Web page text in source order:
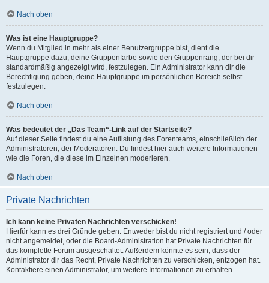
Nach oben
Was ist eine Hauptgruppe?
Wenn du Mitglied in mehr als einer Benutzergruppe bist, dient die
Hauptgruppe dazu, deine Gruppenfarbe sowie den Gruppenrang, der bei dir
standardmäßig angezeigt wird, festzulegen. Ein Administrator kann dir die
Berechtigung geben, deine Hauptgruppe im persönlichen Bereich selbst
festzulegen.
Nach oben
Was bedeutet der „Das Team“-Link auf der Startseite?
Auf dieser Seite findest du eine Auflistung des Forenteams, einschließlich der
Administratoren, der Moderatoren. Du findest hier auch weitere Informationen
wie die Foren, die diese im Einzelnen moderieren.
Nach oben
Private Nachrichten
Ich kann keine Privaten Nachrichten verschicken!
Hierfür kann es drei Gründe geben: Entweder bist du nicht registriert und / oder
nicht angemeldet, oder die Board-Administration hat Private Nachrichten für
das komplette Forum ausgeschaltet. Außerdem könnte es sein, dass der
Administrator dir das Recht, Private Nachrichten zu verschicken, entzogen hat.
Kontaktiere einen Administrator, um weitere Informationen zu erhalten.